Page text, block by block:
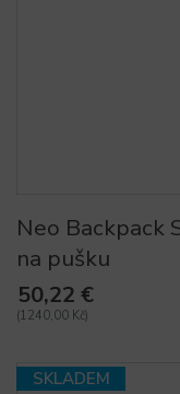
Neo Backpack
na pušku
50,22 €
(1240,00 Kč)
SKLADEM